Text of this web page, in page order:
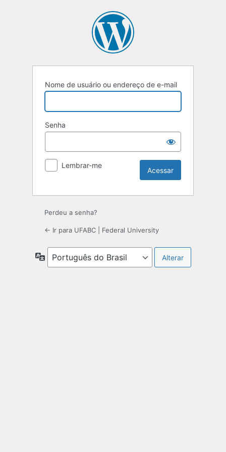
Nome de usuário ou endereço de e-mail
Senha
Lembrar-me
Perdeu a senha?
← Ir para UFABC | Federal University
Idioma